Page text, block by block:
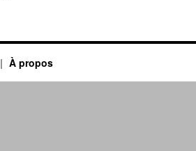
À propos